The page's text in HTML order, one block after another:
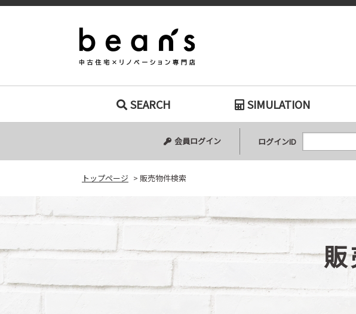
販売物件検索｜枚方・交野エリアの中
SEARCH
中古マンション
中古一戸建て
新築一戸建て
土地
SIMULATION
会員ログイン ログインID
トップページ > 販売物件検索